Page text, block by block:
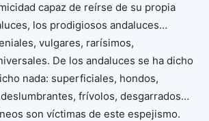
capaz de reírse de su propia
los prodigiosos andaluces…
vulgares, rarísimos,
De los andaluces se ha dicho
nada: superficiales, hondos,
frívolos, desgarrados…
son víctimas de este espejismo.